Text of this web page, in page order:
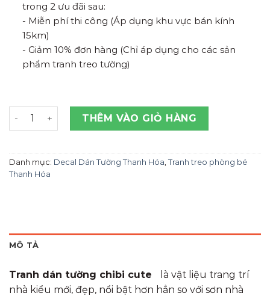
trong 2 ưu đãi sau:
- Miễn phí thi công (Áp dụng khu vực bán kính
15km)
- Giảm 10% đơn hàng (Chỉ áp dụng cho các sản
phẩm tranh treo tường)
Tranh Dán Tường Chibi Cute Tại Thanh Hóa số lượng
THÊM VÀO GIỎ HÀNG
Danh mục: Decal Dán Tường Thanh Hóa Tranh treo phòng bé
Thanh Hóa
MÔ TẢ
Tranh dán tường chibi cute
là vật liệu trang trí
nhà kiểu mới, đẹp, nổi bật hơn hẳn so với sơn nhà